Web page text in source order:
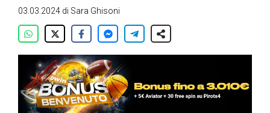
03.03.2024 di Sara Ghisoni